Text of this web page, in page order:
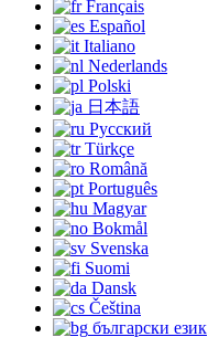
Français
Español
Italiano
Nederlands
Polski
日本語
Русский
Türkçe
Română
Português
Magyar
Bokmål
Svenska
Suomi
Dansk
Čeština
български език